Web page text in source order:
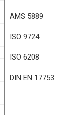
AMS 5889
ISO 9724
ISO 6208
DIN EN 17753